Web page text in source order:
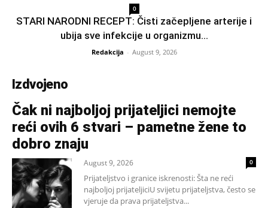
0
STARI NARODNI RECEPT: Čisti začepljene arterije i
ubija sve infekcije u organizmu…
Redakcija - August 9, 2026
Izdvojeno
Čak ni najboljoj prijateljici nemojte
reći ovih 6 stvari – pametne žene to
dobro znaju
August 9, 2026 0
Prijateljstvo i granice iskrenosti: Šta ne reći
najboljoj prijateljiciU svijetu prijateljstva, često se
vjeruje da prava prijateljstva...